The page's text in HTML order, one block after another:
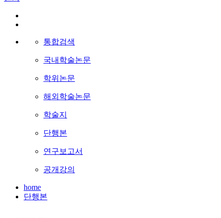
통합검색
국내학술논문
학위논문
해외학술논문
학술지
단행본
연구보고서
공개강의
home
단행본